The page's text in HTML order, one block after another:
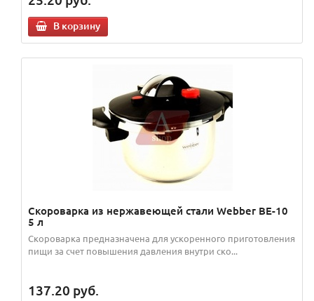
В корзину
Скороварка из нержавеющей стали Webber BE-10
5 л
Скороварка предназначена для ускоренного приготовления
пищи за счет повышения давления внутри ско...
137.20 руб.